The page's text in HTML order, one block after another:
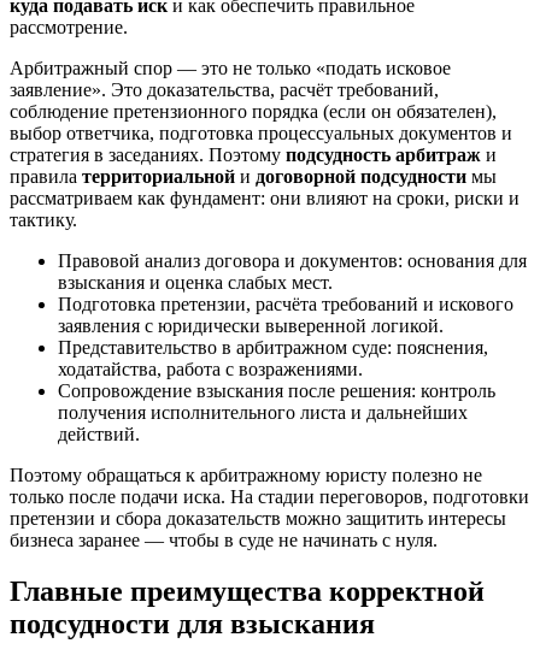
куда подавать иск и как обеспечить правильное
рассмотрение.
Арбитражный спор — это не только «подать исковое
заявление». Это доказательства, расчёт требований,
соблюдение претензионного порядка (если он обязателен),
выбор ответчика, подготовка процессуальных документов и
стратегия в заседаниях. Поэтому подсудность арбитраж и
правила территориальной и договорной подсудности мы
рассматриваем как фундамент: они влияют на сроки, риски и
тактику.
Правовой анализ договора и документов: основания для
взыскания и оценка слабых мест.
Подготовка претензии, расчёта требований и искового
заявления с юридически выверенной логикой.
Представительство в арбитражном суде: пояснения,
ходатайства, работа с возражениями.
Сопровождение взыскания после решения: контроль
получения исполнительного листа и дальнейших
действий.
Поэтому обращаться к арбитражному юристу полезно не
только после подачи иска. На стадии переговоров, подготовки
претензии и сбора доказательств можно защитить интересы
бизнеса заранее — чтобы в суде не начинать с нуля.
Главные преимущества корректной
подсудности для взыскания